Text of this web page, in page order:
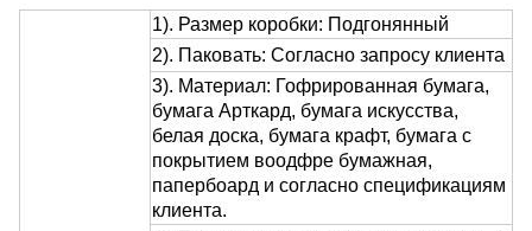
1). Размер коробки: Подгонянный
2). Паковать: Согласно запросу клиента
3). Материал: Гофрированная бумага,
бумага Арткард, бумага искусства,
белая доска, бумага крафт, бумага с
покрытием воодфре бумажная,
папербоард и согласно спецификациям
клиента.